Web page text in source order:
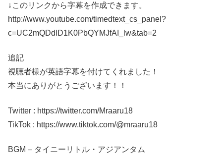
↓このリンクから字幕を作成できます。
http://www.youtube.com/timedtext_cs_panel?
c=UC2mQDdlD1K0PbQYMJfAI_lw&tab=2
追記
視聴者様が英語字幕を付けてくれました！
本当にありがとうございます！！
Twitter : https://twitter.com/Mraaru18
TikTok : https://www.tiktok.com/@mraaru18
BGM – タイニーリトル・アジアンタム